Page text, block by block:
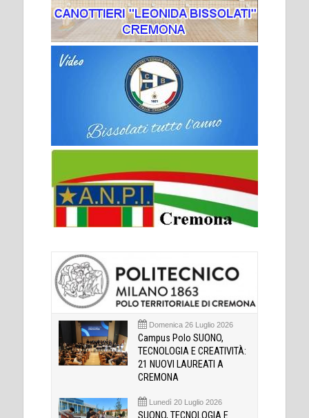
Domenica 26 Luglio 2026
Campus Polo SUONO,
TECNOLOGIA E CREATIVITÀ:
21 NUOVI LAUREATI A
CREMONA
Lunedì 20 Luglio 2026
SUONO, TECNOLOGIA E